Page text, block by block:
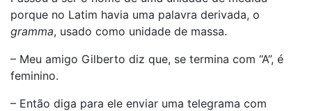
porque no Latim havia uma palavra derivada, o
gramma, usado como unidade de massa.
– Meu amigo Gilberto diz que, se termina com “A”, é
feminino.
– Então diga para ele enviar uma telegrama com